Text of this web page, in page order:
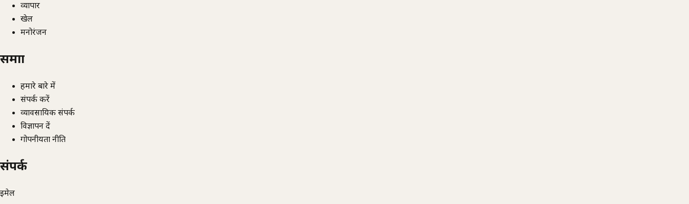
व्यापार
खेल
मनोरंजन
समाज्ञा
हमारे बारे में
संपर्क करें
व्यावसायिक संपर्क
विज्ञापन दें
गोपनीयता नीति
संपर्क
ईमेल